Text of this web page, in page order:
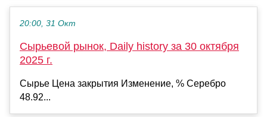
20:00, 31 Окт
Сырьевой рынок, Daily history за 30 октября
2025 г.
Сырье Цена закрытия Изменение, % Серебро
48.92...